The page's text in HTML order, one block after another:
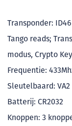
Transponder: ID46
Tango reads;
modus, Crypto
Frequentie:
Sleutelbaard: VA2
Batterij: CR2032
Knoppen: 3